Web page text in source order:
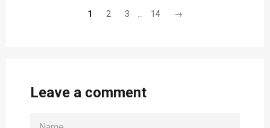
1 2 3 14 →
Leave a comment